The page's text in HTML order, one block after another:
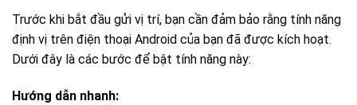
Trước khi bắt đầu gửi vị trí, bạn cần đảm bảo rằng tính năng
định vị trên điện thoại Android của bạn đã được kích hoạt.
Dưới đây là các bước để bật tính năng này:
Hướng dẫn nhanh: